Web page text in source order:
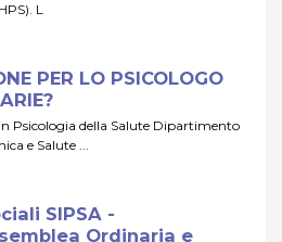
L
PER LO PSICOLOGO
Psicologia della Salute Dipartimento
e Salute ...
SIPSA -
Ordinaria e